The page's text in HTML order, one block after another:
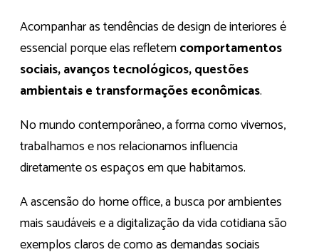
Acompanhar as tendências de design de interiores é
essencial porque elas refletemcomportamentos
sociais, avanços tecnológicos, questões
ambientais e transformações econômicas.
No mundo contemporâneo, a forma como vivemos,
trabalhamos e nos relacionamos influencia
diretamente os espaços em que habitamos.
A ascensão do home office, a busca por ambientes
mais saudáveis e a digitalização da vida cotidiana são
exemplos claros de como as demandas sociais